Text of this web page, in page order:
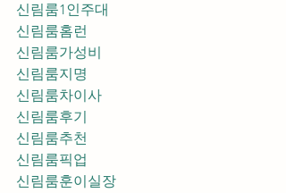
신림룸1인주대
신림룸홈런
신림룸가성비
신림룸지명
신림룸차이사
신림룸후기
신림룸추천
신림룸훈이실장